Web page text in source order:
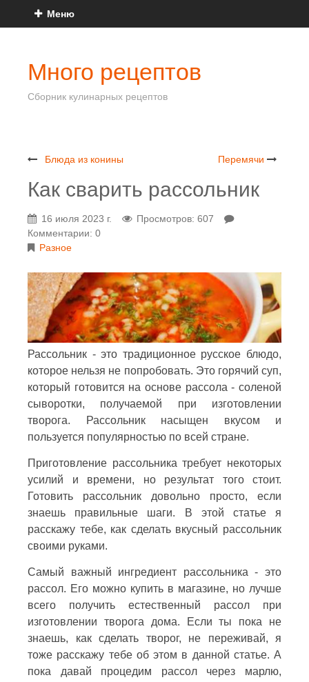
Меню
Много рецептов
Сборник кулинарных рецептов
Блюда из конины Перемячи
Как сварить рассольник
16 июля 2023 г.
Просмотров: 607
Комментарии: 0
Разное
Рассольник - это традиционное русское блюдо,
которое нельзя не попробовать. Это горячий суп,
который готовится на основе рассола - соленой
сыворотки, получаемой при изготовлении
творога. Рассольник насыщен вкусом и
пользуется популярностью по всей стране.
Приготовление рассольника требует некоторых
усилий и времени, но результат того стоит.
Готовить рассольник довольно просто, если
знаешь правильные шаги. В этой статье я
расскажу тебе, как сделать вкусный рассольник
своими руками.
Самый важный ингредиент рассольника - это
рассол. Его можно купить в магазине, но лучше
всего получить естественный рассол при
изготовлении творога дома. Если ты пока не
знаешь, как сделать творог, не переживай, я
тоже расскажу тебе об этом в данной статье. А
пока давай процедим рассол через марлю,